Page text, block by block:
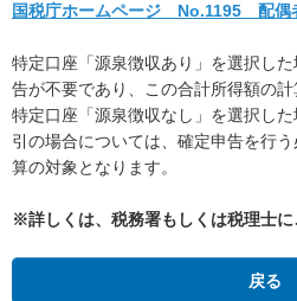
国税庁ホームページ No.1195 配偶
特定口座「源泉徴収あり」を選択し
告が不要であり、この合計所得額の計
特定口座「源泉徴収なし」を選択し
引の場合については、確定申告を行
算の対象となります。
※詳しくは、税務署もしくは税理士に
戻る